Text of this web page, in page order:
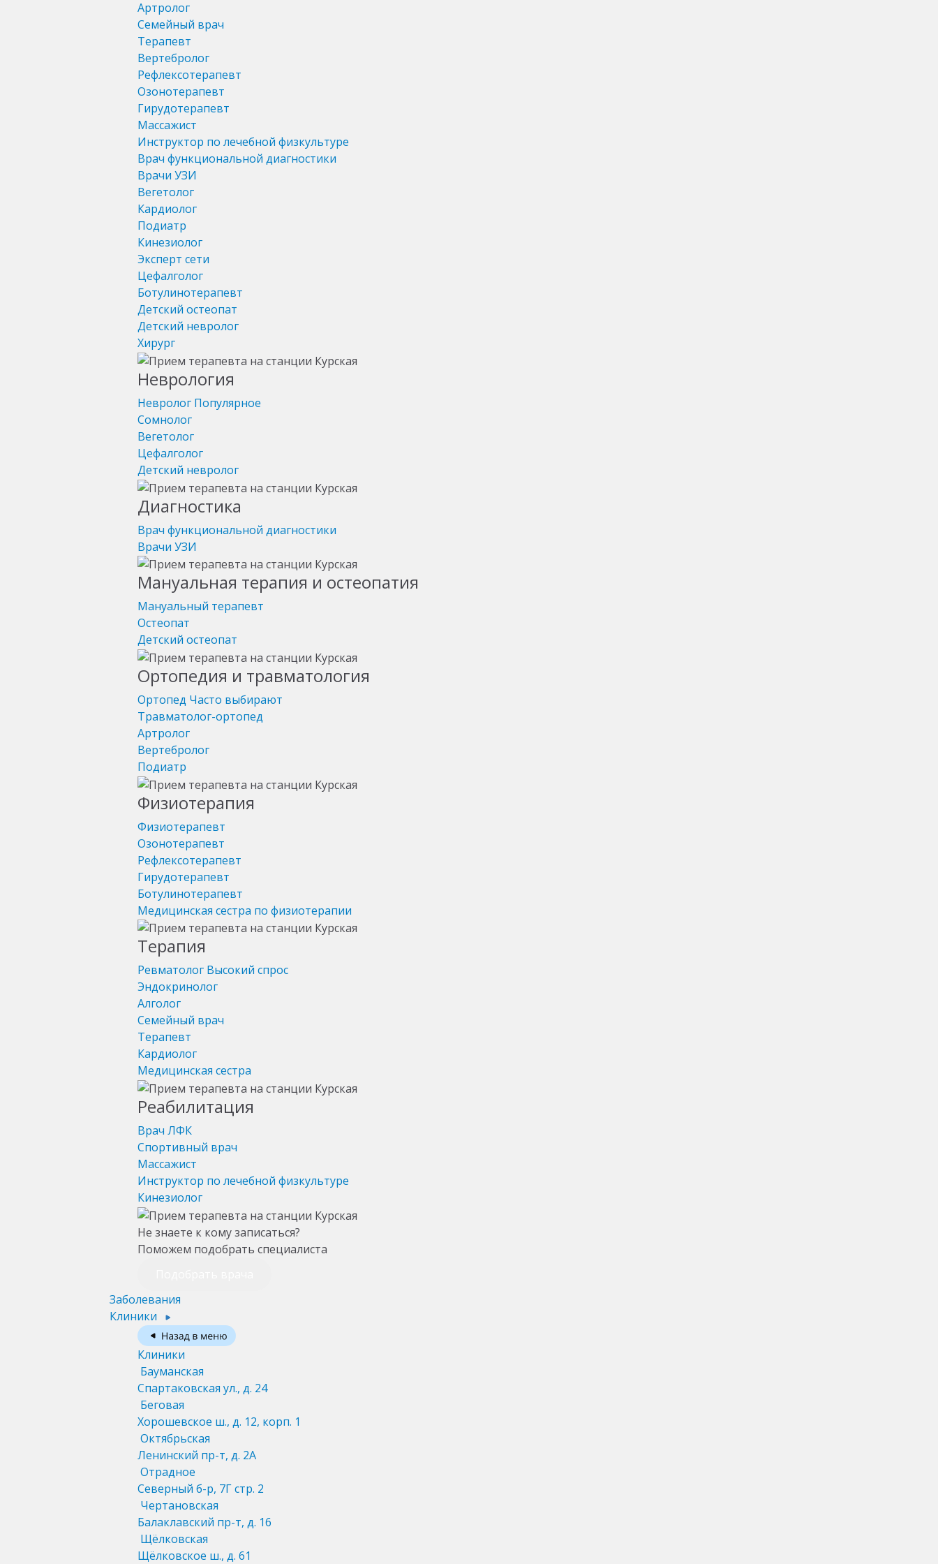
Артролог
Семейный врач
Терапевт
Вертебролог
Рефлексотерапевт
Озонотерапевт
Гирудотерапевт
Массажист
Инструктор по лечебной физкультуре
Врач функциональной диагностики
Врачи УЗИ
Вегетолог
Кардиолог
Подиатр
Кинезиолог
Эксперт сети
Цефалголог
Ботулинотерапевт
Детский остеопат
Детский невролог
Хирург
Неврология
Невролог Популярное
Сомнолог
Вегетолог
Цефалголог
Детский невролог
Диагностика
Врач функциональной диагностики
Врачи УЗИ
Мануальная терапия и остеопатия
Мануальный терапевт
Остеопат
Детский остеопат
Ортопедия и травматология
Ортопед Часто выбирают
Травматолог-ортопед
Артролог
Вертебролог
Подиатр
Физиотерапия
Физиотерапевт
Озонотерапевт
Рефлексотерапевт
Гирудотерапевт
Ботулинотерапевт
Медицинская сестра по физиотерапии
Терапия
Ревматолог Высокий спрос
Эндокринолог
Алголог
Семейный врач
Терапевт
Кардиолог
Медицинская сестра
Реабилитация
Врач ЛФК
Спортивный врач
Массажист
Инструктор по лечебной физкультуре
Кинезиолог
Не знаете к кому записаться?
Поможем подобрать специалиста
Заболевания
Клиники
Клиники
Бауманская
Спартаковская ул., д. 24
Беговая
Хорошевское ш., д. 12, корп. 1
Октябрьская
Ленинский пр-т, д. 2А
Отрадное
Северный б-р, 7Г стр. 2
Чертановская
Балаклавский пр-т, д. 16
Щёлковская
Щёлковское ш., д. 61